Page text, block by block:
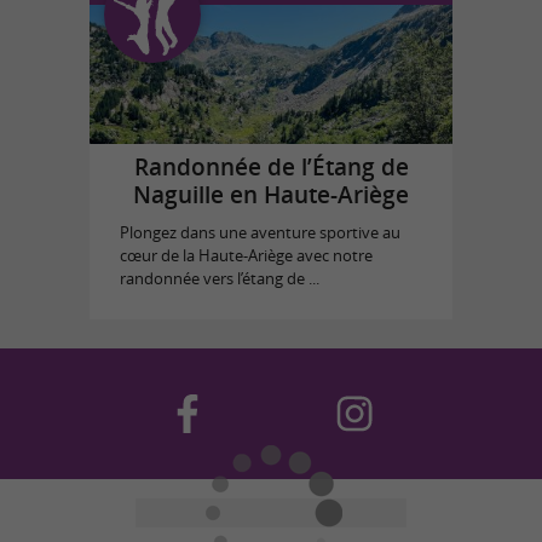
Randonnée de l’Étang de
Naguille en Haute-Ariège
Plongez dans une aventure sportive au
cœur de la Haute-Ariège avec notre
randonnée vers l’étang de ...